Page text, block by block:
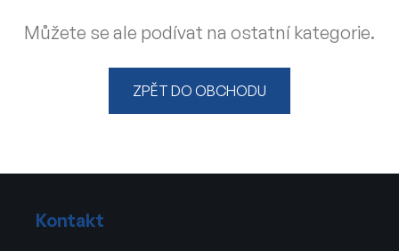
Můžete se ale podívat na ostatní kategorie.
ZPĚT DO OBCHODU
Kontakt